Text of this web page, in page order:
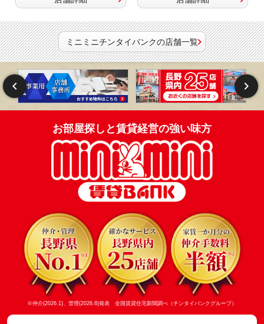
ミニミニチンタイバンクの店舗一覧
お部屋探しと賃貸経営の強い味方
※仲介(2026.1)、管理(2026.8)発表 全国賃貸住宅新聞調べ（チンタイバンクグループ）